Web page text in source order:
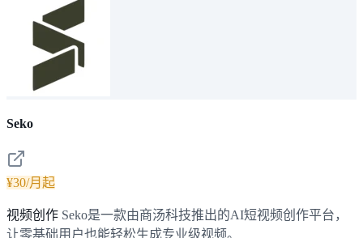
Seko
¥30/月起
视频创作 Seko是一款由商汤科技推出的AI短视频创作平台，
让零基础用户也能轻松生成专业级视频。